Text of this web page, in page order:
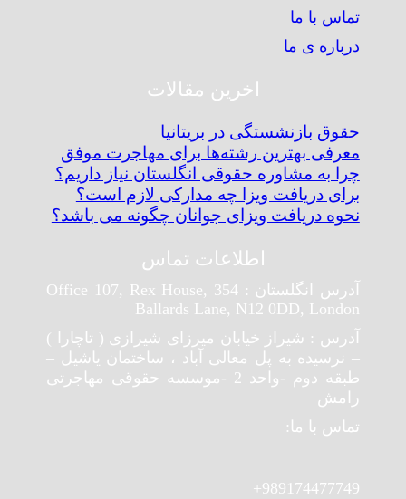
تماس با ما
درباره ی ما
اخرین مقالات
حقوق بازنشستگی در بریتانیا
معرفی بهترین رشته‌ها برای مهاجرت موفق
چرا به مشاوره حقوقی انگلستان نیاز داریم؟
برای دریافت ویزا چه مدارکی لازم است؟
نحوه دریافت ویزای جوانان چگونه می باشد؟
اطلاعات تماس
آدرس انگلستان : Office 107, Rex House, 354
Ballards Lane, N12 0DD, London
آدرس : شیراز خیابان میرزای شیرازی ( تاچارا )
– نرسیده به پل معالی آباد ، ساختمان یاشیل –
طبقه دوم -واحد 2 -موسسه حقوقی مهاجرتی
رامش
تماس با ما:
989174477749+